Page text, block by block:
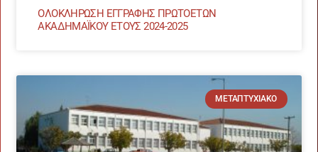
ΟΛΟΚΛΗΡΩΣΗ ΕΓΓΡΑΦΗΣ ΠΡΩΤΟΕΤΩΝ
ΑΚΑΔΗΜΑΪΚΟΥ ΕΤΟΥΣ 2024-2025
ΜΕΤΑΠΤΥΧΙΑΚΌ